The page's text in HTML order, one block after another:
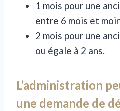
1 mois pour une
entre 6 mois et
2 mois pour une
ou égale à 2 ans.
L’administration
une demande de